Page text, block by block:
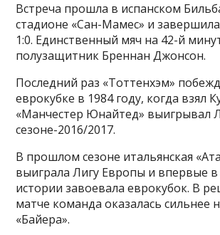
Встреча прошла в испанском
стадионе «Сан-Мамес» и
1:0. Единственный мяч на 42-й
полузащитник Бреннан Джонсон.
Последний раз «Тоттенхэм»
еврокубке в 1984 году, когда взял
«Манчестер Юнайтед» выигрывал
сезоне-2016/2017.
В прошлом сезоне итальянская
выиграла Лигу Европы и впервые в
истории завоевала еврокубок. В
матче команда оказалась сильнее
«Байера».